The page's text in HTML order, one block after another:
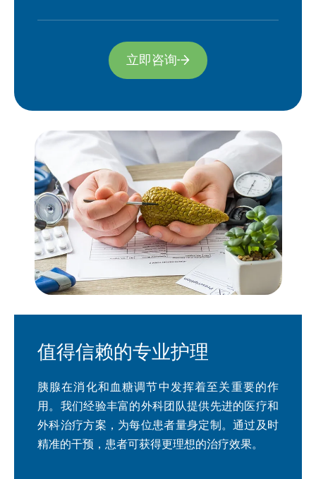
立即咨询
值得信赖的专业护理
胰腺在消化和血糖调节中发挥着至关重要的作
用。我们经验丰富的外科团队提供先进的医疗和
外科治疗方案，为每位患者量身定制。通过及时
精准的干预，患者可获得更理想的治疗效果。